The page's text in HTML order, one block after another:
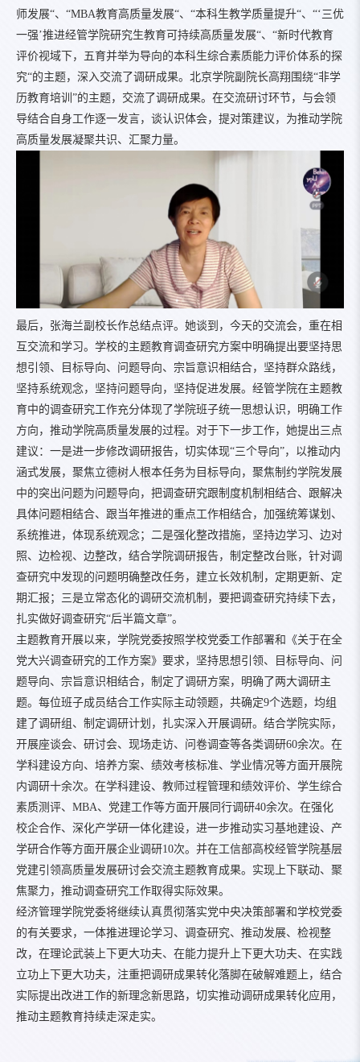
师发展“、“MBA教育高质量发展“、“本科生教学质量提升“、“‘三优
一强’推进经管学院研究生教育可持续高质量发展“、“新时代教育
评价视域下，五育并举为导向的本科生综合素质能力评价体系的探
究“的主题，深入交流了调研成果。北京学院副院长高翔围绕“非学
历教育培训”的主题，交流了调研成果。在交流研讨环节，与会领
导结合自身工作逐一发言，谈认识体会，提对策建议，为推动学院
高质量发展凝聚共识、汇聚力量。
最后，张海兰副校长作总结点评。她谈到，今天的交流会，重在相
互交流和学习。学校的主题教育调查研究方案中明确提出要坚持思
想引领、目标导向、问题导向、宗旨意识相结合，坚持群众路线，
坚持系统观念，坚持问题导向，坚持促进发展。经管学院在主题教
育中的调查研究工作充分体现了学院班子统一思想认识，明确工作
方向，推动学院高质量发展的过程。对于下一步工作，她提出三点
建议：一是进一步修改调研报告，切实体现“三个导向”，以推动内
涵式发展，聚焦立德树人根本任务为目标导向，聚焦制约学院发展
中的突出问题为问题导向，把调查研究跟制度机制相结合、跟解决
具体问题相结合、跟当年推进的重点工作相结合，加强统筹谋划、
系统推进，体现系统观念；二是强化整改措施，坚持边学习、边对
照、边检视、边整改，结合学院调研报告，制定整改台账，针对调
查研究中发现的问题明确整改任务，建立长效机制，定期更新、定
期汇报；三是立常态化的调研交流机制，要把调查研究持续下去，
扎实做好调查研究“后半篇文章”。
主题教育开展以来，学院党委按照学校党委工作部署和《关于在全
党大兴调查研究的工作方案》要求，坚持思想引领、目标导向、问
题导向、宗旨意识相结合，制定了调研方案，明确了两大调研主
题。每位班子成员结合工作实际主动领题，共确定9个选题，均组
建了调研组、制定调研计划，扎实深入开展调研。结合学院实际，
开展座谈会、研讨会、现场走访、问卷调查等各类调研60余次。在
学科建设方向、培养方案、绩效考核标准、学业情况等方面开展院
内调研十余次。在学科建设、教师过程管理和绩效评价、学生综合
素质测评、MBA、党建工作等方面开展同行调研40余次。在强化
校企合作、深化产学研一体化建设，进一步推动实习基地建设、产
学研合作等方面开展企业调研10次。并在工信部高校经管学院基层
党建引领高质量发展研讨会交流主题教育成果。实现上下联动、聚
焦聚力，推动调查研究工作取得实际效果。
经济管理学院党委将继续认真贯彻落实党中央决策部署和学校党委
的有关要求，一体推进理论学习、调查研究、推动发展、检视整
改，在理论武装上下更大功夫、在能力提升上下更大功夫、在实践
立功上下更大功夫，注重把调研成果转化落脚在破解难题上，结合
实际提出改进工作的新理念新思路，切实推动调研成果转化应用，
推动主题教育持续走深走实。